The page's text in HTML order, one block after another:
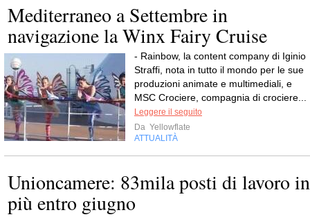
Mediterraneo a Settembre in
navigazione la Winx Fairy Cruise
- Rainbow, la content company di Iginio
Straffi, nota in tutto il mondo per le sue
produzioni animate e multimediali, e
MSC Crociere, compagnia di crociere...
Leggere il seguito
Da Yellowflate
ATTUALITÀ
Unioncamere: 83mila posti di lavoro in
più entro giugno